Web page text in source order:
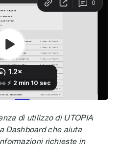
di utilizzo di UTOPIA
Dashboard che aiuta
richieste in